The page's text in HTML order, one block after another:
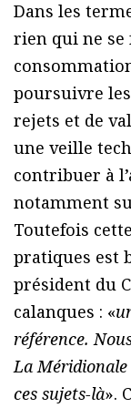
Dans les
rien qui ne se
poursuivre
rejets et de
une veille
contribuer à
notamment
Toutefois
pratiques est
président du
calanques : «
référence.
La
ces sujets-là».